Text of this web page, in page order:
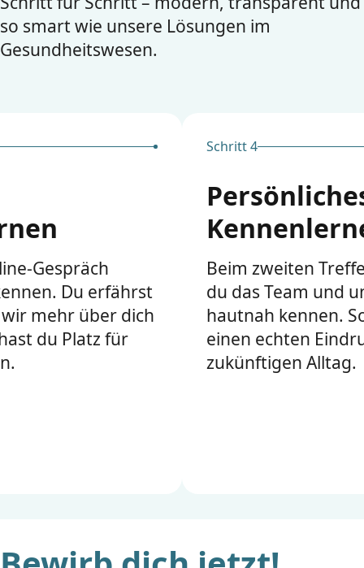
so smart wie unsere Lösungen im
Gesundheitswesen.
Gespräch
Du erfährst
mehr über dich
du Platz für
Schritt 4
Beim zweiten
du das Team und
hautnah kennen.
einen echten
zukünftigen Alltag.